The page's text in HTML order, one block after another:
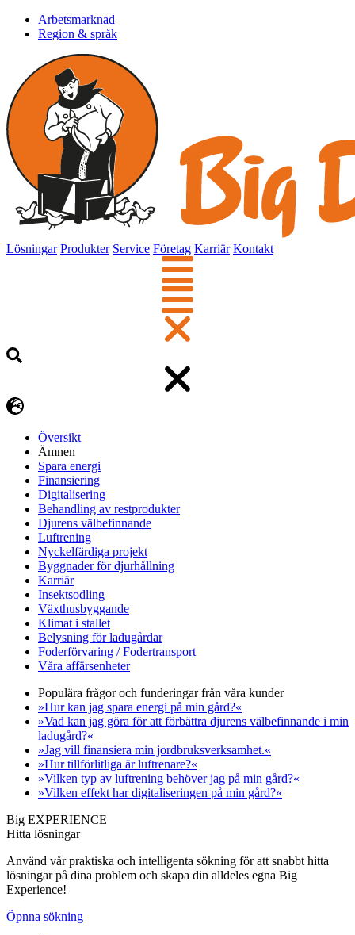
Arbetsmarknad
Region & språk
Lösningar Produkter Service Företag Karriär Kontakt
Översikt
Ämnen
Spara energi
Finansiering
Digitalisering
Behandling av restprodukter
Djurens välbefinnande
Luftrening
Nyckelfärdiga projekt
Byggnader för djurhållning
Karriär
Insektsodling
Växthusbyggande
Klimat i stallet
Belysning för ladugårdar
Foderförvaring / Fodertransport
Våra affärsenheter
Populära frågor och funderingar från våra kunder
»Hur kan jag spara energi på min gård?«
»Vad kan jag göra för att förbättra djurens välbefinnande i min
ladugård?«
»Jag vill finansiera min jordbruksverksamhet.«
»Hur tillförlitliga är luftrenare?«
»Vilken typ av luftrening behöver jag på min gård?«
»Vilken effekt har digitaliseringen på min gård?«
Big EXPERIENCE
Hitta lösningar
Använd vår praktiska och intelligenta sökning för att snabbt hitta
lösningar på dina problem och skapa din alldeles egna Big
Experience!
Öpnna sökning